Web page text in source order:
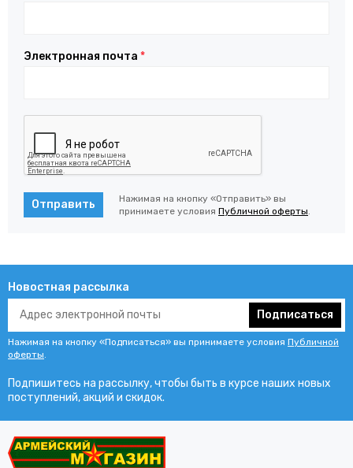
Электронная почта *
Отправить
Нажимая на кнопку «Отправить» вы
принимаете условия Публичной оферты.
Новостная рассылка
Подписаться
Нажимая на кнопку «Подписаться» вы принимаете условия Публичной
оферты.
Подпишитесь на рассылку, чтобы быть в курсе наших новых
поступлений, акций и скидок.